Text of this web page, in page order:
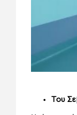
Του